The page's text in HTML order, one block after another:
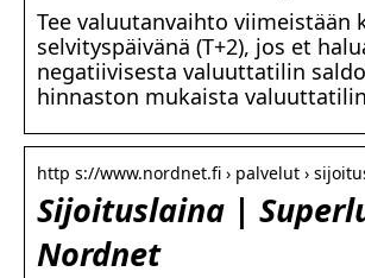
Tee valuutanvaihto viimeistään
selvityspäivänä (T+2), jos et
negatiivisesta valuuttatilin
hinnaston mukaista
http s://www.nordnet.fi › palvelut ›
Sijoituslaina |
Nordnet